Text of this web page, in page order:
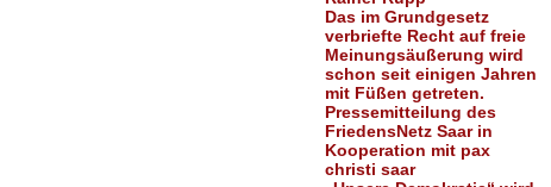
Das im Grundgesetz
verbriefte Recht auf freie
Meinungsäußerung wird
schon seit einigen Jahren
mit Füßen getreten.
Pressemitteilung des
FriedensNetz Saar in
Kooperation mit pax
christi saar